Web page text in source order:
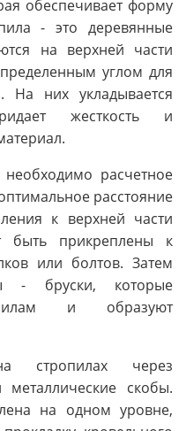
обеспечивает форму
- это деревянные
на верхней части
углом для
На них укладывается
жесткость и
расчетное
расстояние
к верхней части
быть прикреплены к
или болтов. Затем
- бруски, которые
и образуют
стропилах через
скобы.
на одном уровне,